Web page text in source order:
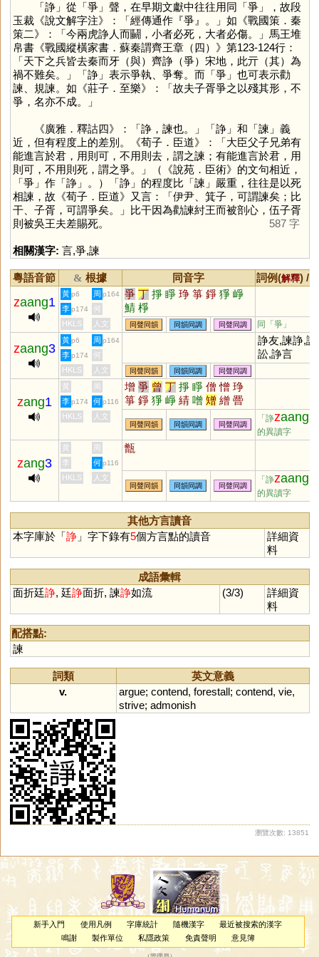
「諍」從「爭」聲，在早期文獻中往往用同「爭」，故段
玉裁《說文解字注》：「經傳通作『爭』。」如《戰國策．秦
策二》：「今兩虎諍人而鬭，小者必死，大者必傷。」馬王堆
帛書《戰國縱橫家書．蘇秦謂齊王章（四）》第123-124行：
「天下之兵皆去秦而牙（與）齊諍（爭）宋地，此亓（其）為
禍不難矣。」「諍」表示爭執、爭奪。而「爭」也可表示勸
諫、規諫。如《莊子．至樂》：「故夫子胥爭之以殘其形，不
爭，名亦不成。」
《廣雅．釋詁四》：「諍，諫也。」「諍」和「諫 」義
近，但有程度上的差別。《荀子．臣道》：「大臣父子兄弟有
能進言於君，用則可，不用則去，謂之諫；有能進言於君，用
則可，不用則死，謂之爭。」（《說苑．臣術》的文句相近，
「爭」作「諍」。）「諍」的程度比「諫 」嚴重，往往是以死
相諫，故《荀子．臣道》又言：「伊尹、箕子，可謂諫矣；比
干、子胥，可謂爭矣。」比干因為勸諫紂王而被剖心，伍子胥
則被吳王夫差賜死。
587 字
相關漢字: 言,爭,諫
粵語音節 & 根據 同音字 詞例(解釋) /
zaang1
黃 p6 周 p164 爭 丁 掙 睜 琤 箏 錚 猙 崢
鯖 棦
李 p174
何
HKLS
人文 同聲同韻 同韻同調 同聲同調 同「爭 」
zaang3
黃 p6 周 p164
諍友,諫諍,諍
訟,諍言
李 p174
何
HKLS
人文 同聲同韻 同韻同調 同聲同調
zang1
黃 周 增 爭 曾 丁 掙 睜 僧 憎 琤
箏 錚 猙 崢 綪 噌 矰 繒 罾
糽 璔 埩 埥 棦 崝 鬙 橧 磳
李 p174 何 p116
HKLS 人文
同聲同韻 同韻同調 同聲同調
「諍zaang
的異讀字
zang3
黃 周 甑
李 何 p116
HKLS 人文
同聲同韻 同韻同調 同聲同調
「諍zaang3
的異讀字
其他方言讀音
本字庫於「諍」字下錄有5個方言點的讀音
詳細資
料
成語彙輯
面折廷諍, 廷諍面折, 諫諍如流 (3/3)
詳細資
料
配搭點:
諫
詞類
英文意義
v.
argue; contend, forestall; contend, vie,
strive; admonish
瀏覽次數: 13851
新手入門 使用凡例 字庫統計 隨機漢字
最近被搜索的漢字
鳴謝
製作單位 私隱政策 免責聲明 意見簿